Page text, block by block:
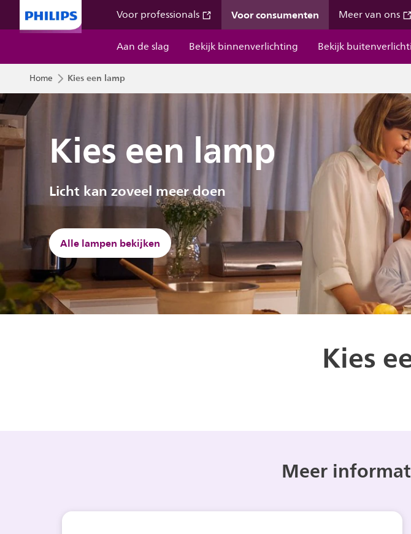
Voor professionals Voor consumenten Meer van ons
Aan de slag
Bekijk binnenverlichting Bekijk
Home Kies een lamp
Kies een lamp
Licht kan zoveel meer doen
Alle lampen bekijken
Kies
Meer